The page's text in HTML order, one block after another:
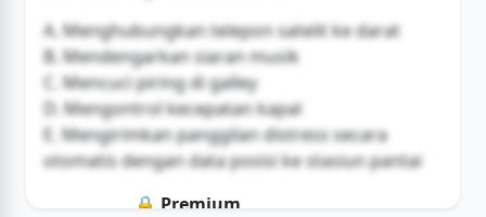
A. Menghubungkan telepon satelit ke darat
B. Mendengarkan siaran musik
C. Mencuci piring di galley
D. Mengontrol kecepatan kapal
E. Mengirimkan panggilan distress secara
otomatis dengan data posisi ke stasiun pantai
🔒 Premium